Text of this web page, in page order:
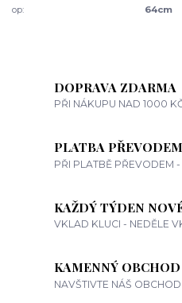
op:
64cm
DOPRAVA ZDARMA
PŘI NÁKUPU NAD 1000
PLATBA PŘEVODEM
PŘI PLATBĚ PŘEVODEM -
KAŽDÝ TÝDEN
VKLAD KLUCI - NEDĚLE
KAMENNÝ OBCHOD
NAVŠTIVTE NÁŠ